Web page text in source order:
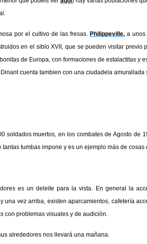
por el cultivo de las fresas. Philippeville, a unos
en el siblo XVII, que se pueden visitar previo
de Europa, con formaciones de estalactitas
cuenta tambien con una ciudadela
soldados muertos, en los combates de Agosto de
tantas tumbas impone y es un ejemplo más de cosas
es un deleite para la vista.
En general la
una vez arriba, existen aparcamientos, cafetería
con problemas visuales y de audición.
alrededores nos llevará una mañana.